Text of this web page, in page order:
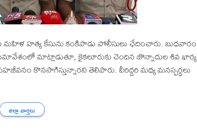
హత్య కేసును కంకిపాడు పోలీసులు ఛేదించారు. బుధవారం
మాట్లాడుతూ, కైకలూరుకు చెందిన జొన్నాదుల శివ భార్య
కొనసాగిస్తున్నారని తెలిపారు. వీరిద్దరి మధ్య మనస్పర్థలు
జిల్లా వార్తలు